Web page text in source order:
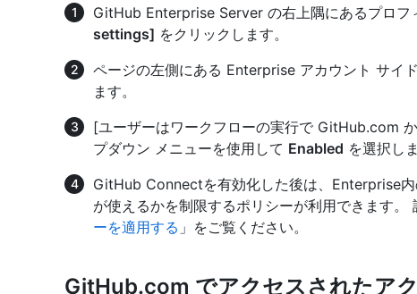
GitHub Enterprise Server の右上隅にあるプロフ
settings] をクリックします。
ページの左側にある Enterprise アカウント サイド
ます。
[ユーザーはワークフローの実行で GitHub.com
プダウン メニューを使用して Enabled を選択し
GitHub Connectを有効化した後は、Enterprise
が使えるかを制限するポリシーが利用できます。
ーを適用する 」をご覧ください。
GitHub.com でアクセスされたア